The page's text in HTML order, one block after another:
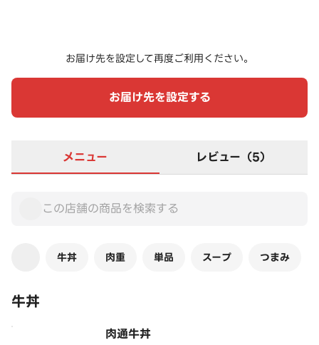
お届け先を設定して再度ご利用ください。
お届け先を設定する
メニュー レビュー（5）
牛丼 肉重 単品 スープ つまみ
牛丼
肉通牛丼